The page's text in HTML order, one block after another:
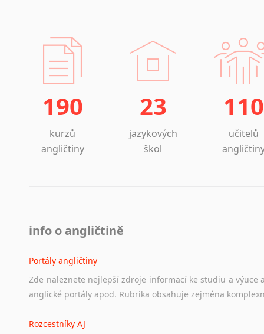
190
kurzů
angličtiny
23
jazykových
škol
110
učitelů
info o angličtině
Portály angličtiny
Zde naleznete nejlepší zdroje informací ke studiu a výuce
anglické portály apod. Rubrika obsahuje zejména
Rozcestníky AJ